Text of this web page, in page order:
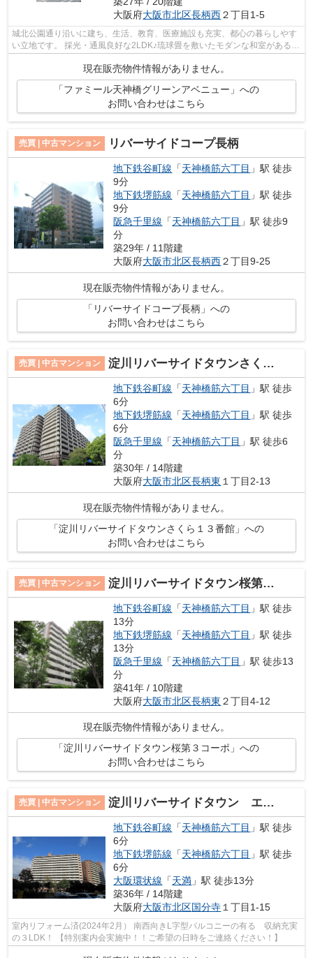
大阪府大阪市北区長柄西２丁目1-5
城北公園通り沿いに建ち、生活、教育、医療施設も充実、都心の暮らしやす
い立地です。 採光・通風良好な2LDK♪琉球畳を敷いたモダンな和室があるお
部屋です♪ 【特別案内会実施中！！ご...
現在販売物件情報がありません。
「ファミール天神橋グリーンアベニュー」への
お問い合わせはこちら
売買 | 中古マンション リバーサイドコープ長柄
地下鉄谷町線 「天神橋筋六丁目 」駅 徒歩
9分
地下鉄堺筋線 「天神橋筋六丁目 」駅 徒歩
9分
阪急千里線 「天神橋筋六丁目 」駅 徒歩9
分
築29年 / 11階建
大阪府大阪市北区長柄西２丁目9-25
現在販売物件情報がありません。
「リバーサイドコープ長柄」への
お問い合わせはこちら
売買 | 中古マンション 淀川リバーサイドタウンさくら１３番館
地下鉄谷町線 「天神橋筋六丁目 」駅 徒歩
6分
地下鉄堺筋線 「天神橋筋六丁目 」駅 徒歩
6分
阪急千里線 「天神橋筋六丁目 」駅 徒歩6
分
築30年 / 14階建
大阪府大阪市北区長柄東 １丁目2-13
現在販売物件情報がありません。
「淀川リバーサイドタウンさくら１３番館」への
お問い合わせはこちら
売買 | 中古マンション 淀川リバーサイドタウン桜第３コーポ
地下鉄谷町線 「天神橋筋六丁目 」駅 徒歩
13分
地下鉄堺筋線 「天神橋筋六丁目 」駅 徒歩
13分
阪急千里線 「天神橋筋六丁目 」駅 徒歩13
分
築41年 / 10階建
大阪府大阪市北区長柄東 ２丁目4-12
現在販売物件情報がありません。
「淀川リバーサイドタウン桜第３コーポ」への
お問い合わせはこちら
売買 | 中古マンション 淀川リバーサイドタウン エルベノームさくら１５
地下鉄谷町線 「天神橋筋六丁目 」駅 徒歩
6分
地下鉄堺筋線 「天神橋筋六丁目 」駅 徒歩
6分
大阪環状線 「天満 」駅 徒歩13分
築36年 / 14階建
大阪府大阪市北区国分寺 １丁目1-15
室内リフォーム済(2024年2月） 南西向きL字型バルコニーの有る 収納充実
の３LDK！ 【特別案内会実施中！！ご希望の日時をご連絡ください！】